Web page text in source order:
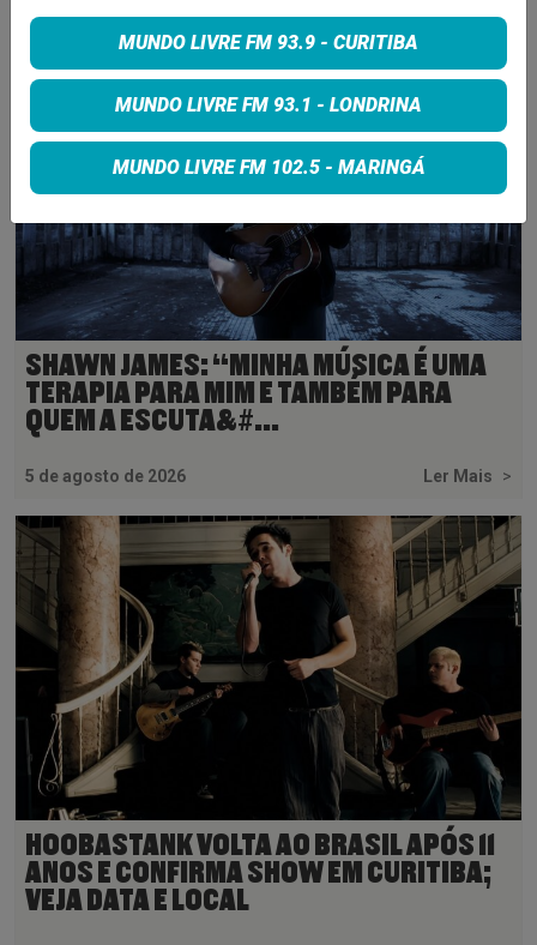
SHAWN JAMES: “MINHA MÚSICA É UMA
TERAPIA PARA MIM E TAMBÉM PARA
QUEM A ESCUTA&#...
5 de agosto de 2026 Ler Mais >
HOOBASTANK VOLTA AO BRASIL APÓS 11
ANOS E CONFIRMA SHOW EM CURITIBA;
VEJA DATA E LOCAL
MUNDO LIVRE FM 93.9 - CURITIBA
MUNDO LIVRE FM 93.1 - LONDRINA
MUNDO LIVRE FM 102.5 - MARINGÁ